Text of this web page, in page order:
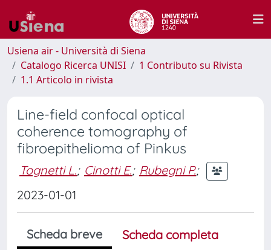
Usiena air - Università di Siena
Catalogo Ricerca UNISI
1 Contributo su Rivista
1.1 Articolo in rivista
Line-field confocal optical
coherence tomography of
fibroepithelioma of Pinkus
Tognetti L.; Cinotti E.; Rubegni P.;
2023-01-01
Scheda breve
Scheda completa